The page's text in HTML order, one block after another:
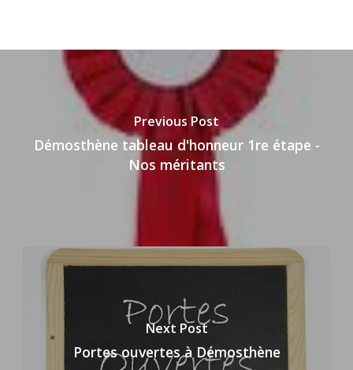
Previous Post
Démosthène tableau d'honneur 1re étape -
Nos méritants
Next Post
Portes ouvertes à Démosthène